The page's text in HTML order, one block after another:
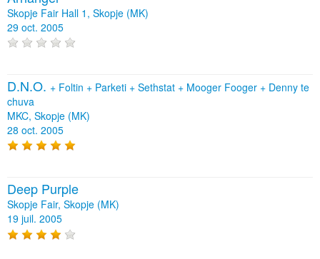
Skopje Fair Hall 1, Skopje (MK)
29 oct. 2005
D.N.O. + Foltin + Parketi + Sethstat + Mooger Fooger + Denny te
chuva
MKC, Skopje (MK)
28 oct. 2005
Deep Purple
Skopje Fair, Skopje (MK)
19 juil. 2005